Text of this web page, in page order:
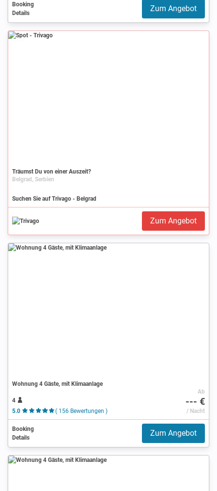
Booking
Details
Zum Angebot
Spot
Träumst Du von einer Auszeit?
Belgrad, Serbien
Suchen Sie auf Trivago - Belgrad
Zum Angebot
Wohnung 4 Gäste, mit Klimaanlage
4
5.0
( 156 Bewertungen )
Ab
--- €
/ Nacht
Booking
Details
Zum Angebot